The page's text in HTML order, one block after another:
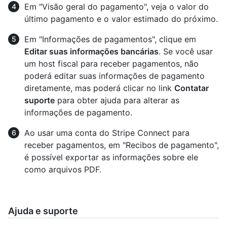
Em "Visão geral do pagamento", veja o valor do
último pagamento e o valor estimado do próximo.
Em "Informações de pagamentos", clique em
Editar suas informações bancárias. Se você usar
um host fiscal para receber pagamentos, não
poderá editar suas informações de pagamento
diretamente, mas poderá clicar no link Contatar
suporte para obter ajuda para alterar as
informações de pagamento.
Ao usar uma conta do Stripe Connect para
receber pagamentos, em "Recibos de pagamento",
é possível exportar as informações sobre ele
como arquivos PDF.
Ajuda e suporte